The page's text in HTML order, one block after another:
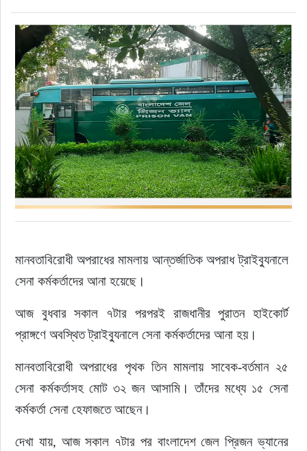
বিভাগীয় জমিন
খেলাধুলা
রাজনীতি
নির্বাচন
আলোচিত সংবাদ
অন্যান্য
মানবতাবিরোধী অপরাধের মামলায় আন্তর্জাতিক অপরাধ ট্রাইব্যুনালে
সেনা কর্মকর্তাদের আনা হয়েছে।
আজ বুধবার সকাল ৭টার পরপরই রাজধানীর পুরাতন হাইকোর্ট
প্রাঙ্গণে অবস্থিত ট্রাইব্যুনালে সেনা কর্মকর্তাদের আনা হয়।
মানবতাবিরোধী অপরাধের পৃথক তিন মামলায় সাবেক-বর্তমান ২৫
সেনা কর্মকর্তাসহ মোট ৩২ জন আসামি। তাঁদের মধ্যে ১৫ সেনা
কর্মকর্তা সেনা হেফাজতে আছেন।
দেখা যায়, আজ সকাল ৭টার পর বাংলাদেশ জেল প্রিজন ভ্যানের